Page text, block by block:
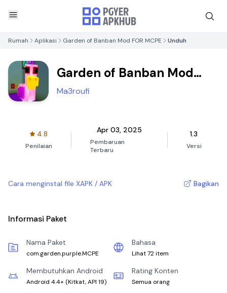
Rumah Aplikasi Garden of Banban Mod FOR MCPE Unduh
Garden of Banban Mod
FOR MCPE
Ma3roufi
4.8
Penilaian
Apr 03, 2025
Pembaruan
Terbaru
1.3
Versi
Cara menginstal file XAPK / APK Bagikan
Informasi Paket
Nama Paket
com.garden.purple.MCPE
Bahasa
Lihat 72 item
Membutuhkan Android
Android 4.4+ (Kitkat, API 19)
Rating Konten
Semua orang